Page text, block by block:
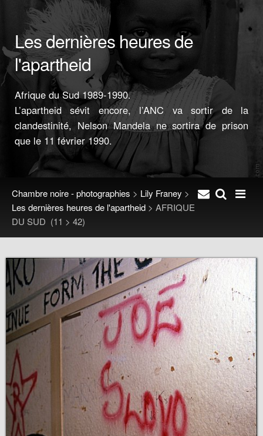
Les dernières heures de
l'apartheid
Afrique du Sud 1989-1990.
L’apartheid sévit encore, l’ANC va sortir de la
clandestinité, Nelson Mandela ne sortira de prison
que le 11 février 1990.
Chambre noire - photographies > Lily Franey >
Les dernières heures de l'apartheid > AFRIQUE
DU SUD (11 > 42)